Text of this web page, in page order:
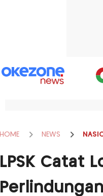
HOME NEWS
LPSK Catat